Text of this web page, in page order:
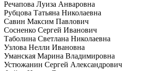
Речапова Луиза Анваровна
Рубцова Татьяна Николаевна
Савин Максим Павлович
Сосненко Сергей Иванович
Таболина Светлана Николаевна
Узлова Нелли Ивановна
Уманская Марина Владимировна
Устюжанин Сергей Александрович